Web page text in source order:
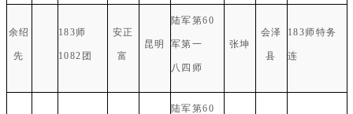
余绍
先
183师
1082团
安正
富
昆明
陆军第60
军第一
八四师
张坤
会泽
县
183师特务
连
陆军第60